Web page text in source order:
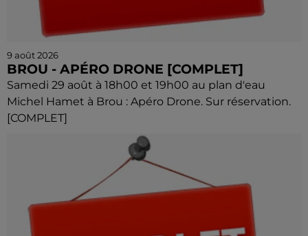
9 août 2026
BROU - APÉRO DRONE [COMPLET]
Samedi 29 août à 18h00 et 19h00 au plan d'eau
Michel Hamet à Brou : Apéro Drone. Sur réservation.
[COMPLET]